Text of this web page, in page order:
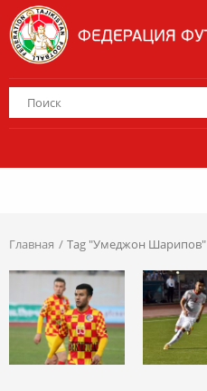
Главная Tag "Умеджон Шарипов"